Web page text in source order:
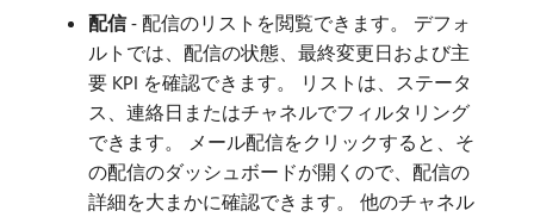
配信- 配信のリストを閲覧できます。 デフォ
ルトでは、配信の状態、最終変更日および主
要 KPI を確認できます。 リストは、ステータ
ス、連絡日またはチャネルでフィルタリング
できます。 メール配信をクリックすると、そ
の配信のダッシュボードが開くので、配信の
詳細を大まかに確認できます。 他のチャネル